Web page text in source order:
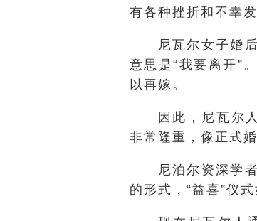
有各种挫折和不幸
尼瓦尔女子婚
意思是“我要离开”
以再嫁。
因此，尼瓦尔
非常隆重，像正式
尼泊尔资深学
的形式，“益喜”仪